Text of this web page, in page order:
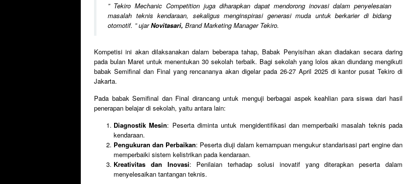
” Tekiro Mechanic Competition juga diharapkan dapat mendorong inovasi dalam penyelesaian
masalah teknis kendaraan, sekaligus menginspirasi generasi muda untuk berkarier di bidang
otomotif. ” ujarNovitasari, Brand Marketing Manager Tekiro.
Kompetisi ini akan dilaksanakan dalam beberapa tahap, Babak Penyisihan akan diadakan secara daring
pada bulan Maret untuk menentukan 30 sekolah terbaik. Bagi sekolah yang lolos akan diundang mengikuti
babak Semifinal dan Final yang rencananya akan digelar pada 26-27 April 2025 di kantor pusat Tekiro di
Jakarta.
Pada babak Semifinal dan Final dirancang untuk menguji berbagai aspek keahlian para siswa dari hasil
penerapan belajar di sekolah, yaitu antara lain:
Diagnostik Mesin: Peserta diminta untuk mengidentifikasi dan memperbaiki masalah teknis pada
kendaraan.
Pengukuran dan Perbaikan: Peserta diuji dalam kemampuan mengukur standarisasi part engine dan
memperbaiki sistem kelistrikan pada kendaraan.
Kreativitas dan Inovasi: Penilaian terhadap solusi inovatif yang diterapkan peserta dalam
menyelesaikan tantangan teknis.